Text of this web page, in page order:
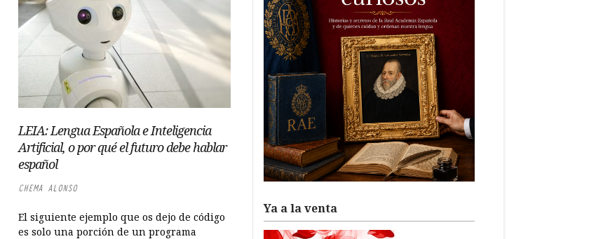
LEIA: Lengua Española e Inteligencia
Artificial, o por qué el futuro debe hablar
español
CHEMA ALONSO
El siguiente ejemplo que os dejo de código
es solo una porción de un programa
Ya a la venta